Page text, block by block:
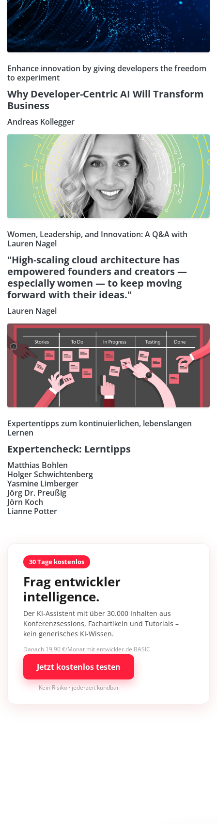
Enhance innovation by giving developers the freedom
to experiment
Why Developer-Centric AI Will Transform
Business
Andreas Kollegger
Women, Leadership, and Innovation: A Q&A with
Lauren Nagel
"High-scaling cloud architecture has
empowered founders and creators —
especially women — to keep moving
forward with their ideas."
Lauren Nagel
Expertentipps zum kontinuierlichen, lebenslangen
Lernen
Expertencheck: Lerntipps
Matthias Bohlen
Holger Schwichtenberg
Yasmine Limberger
Jörg Dr. Preußig
Jörn Koch
Lianne Potter
30 Tage kostenlos
Frag entwickler
intelligence.
Der KI-Assistent mit über 30.000 Inhalten aus
Konferenzsessions, Fachartikeln und Tutorials –
kein generisches KI-Wissen.
Danach 19,90 €/Monat mit entwickler.de BASIC
Jetzt kostenlos testen
Kein Risiko · jederzeit kündbar